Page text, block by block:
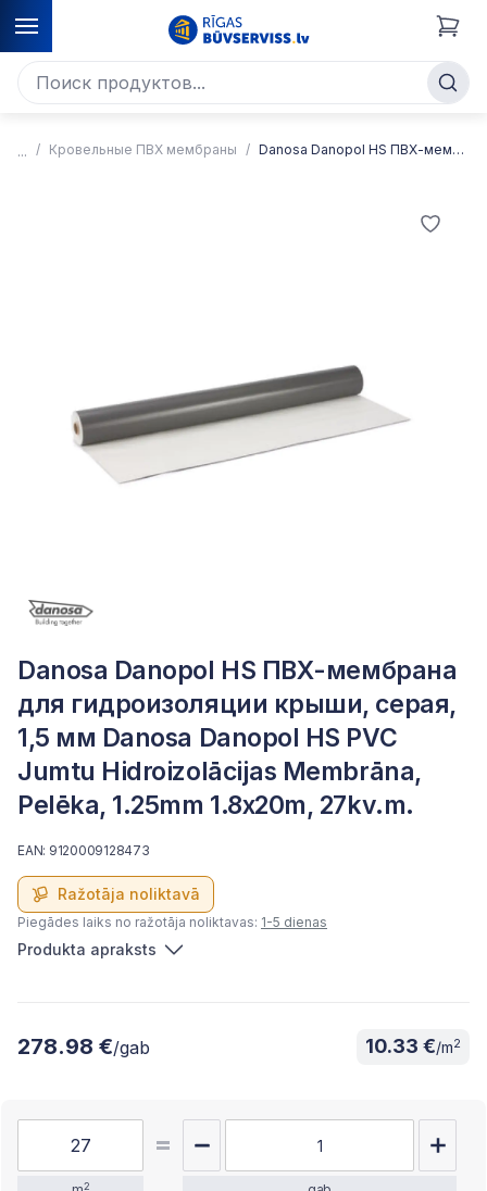
Кровельные ПВХ мембраны Danosa Danopol HS ПВХ-мембрана для гидроизоляции крыши, серая, 1,5 мм
Danosa Danopol HS ПВХ-мембрана
для гидроизоляции крыши, серая,
1,5 мм Danosa Danopol HS PVC
Jumtu Hidroizolācijas Membrāna,
Pelēka, 1.25mm 1.8x20m, 27kv.m.
Ražotāja noliktavā
EAN: 9120009128473
Piegādes laiks no ražotāja noliktavas: 1-5 dienas
Produkta apraksts
278.98 €/gab 10.33 €/m2
2